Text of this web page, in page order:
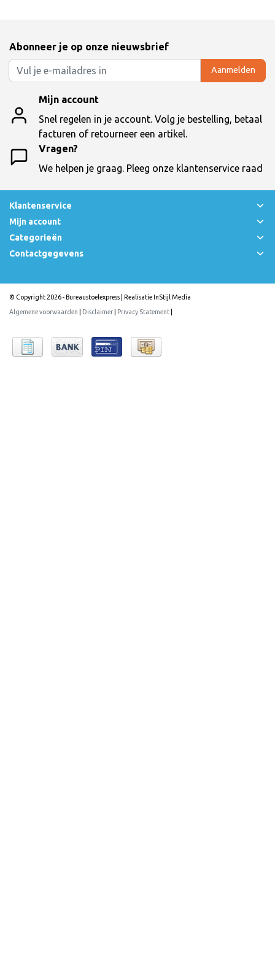
Abonneer je op onze nieuwsbrief
Aanmelden
Mijn account
Snel regelen in je account. Volg je bestelling, betaal
facturen of retourneer een artikel.
Vragen?
We helpen je graag. Pleeg onze klantenservice raad
Klantenservice
Mijn account
Categorieën
Contactgegevens
© Copyright 2026 - Bureaustoelexpress | RealisatieInStijl Media
Algemene voorwaarden
Disclaimer Privacy Statement